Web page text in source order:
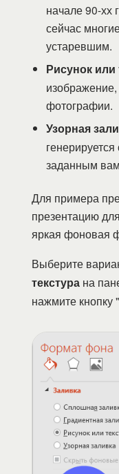
начале 90-хх
сейчас
устаревшим.
Рисунок или
фотографии.
Узорная
заданным
Для примера
презентацию
яркая фоновая
Выберите
текстура на
нажмите кнопку